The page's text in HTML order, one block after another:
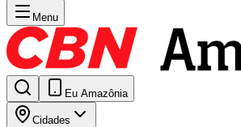
Menu
Eu Amazônia
Cidades